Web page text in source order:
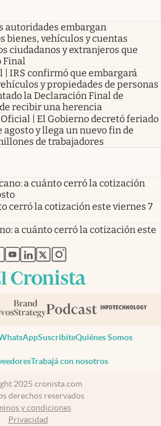
autoridades embargan
bienes, vehículos y cuentas
ciudadanos y extranjeros que
Final
| IRS confirmó que embargará
y propiedades de personas
la Declaración Final de
recibir una herencia
Oficial | El Gobierno decretó feriado
agosto y llega un nuevo fin de
de trabajadores
a cuánto cerró la cotización
cerró la cotización este viernes 7
a cuánto cerró la cotización este
abre en nueva pestaña
abre en nueva pestaña
abre en nueva pestaña
abre en nueva pestaña
abre en nueva pestaña
SuscribiteQuiénes Somos
Trabajá con nosotros
2025 cronista.com
derechos reservados
y condiciones
Privacidad